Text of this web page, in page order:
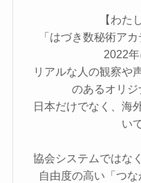
【わた
「はづき数秘術ア
2022
リアルな人の観察や
のあるオリジ
日本だけでなく、海
い
協会システムではな
自由度の高い「つな